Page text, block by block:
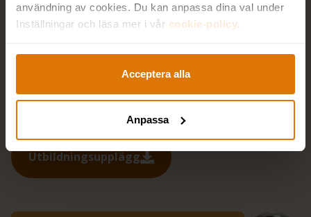
användning av cookies. Du kan anpassa dina val under
Inställningar och läsa mer i vår cookie-policy.
Acceptera alla
Anpassa
26 oktober BOKA
Utbildningsupplägg